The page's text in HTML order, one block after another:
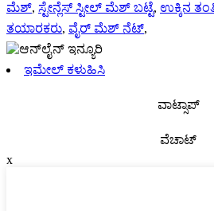
ಮೆಶ್, ಸ್ಟೇನ್ಲೆಸ್ ಸ್ಟೀಲ್ ಮೆಶ್ ಬಟ್ಟೆ, ಉಕ್ಕಿನ
ತಯಾರಕರು, ವೈರ್ ಮೆಶ್ ನೆಟ್,
ಇಮೇಲ್ ಕಳುಹಿಸಿ
ವಾಟ್ಸಾಪ್
ವೆಚಾಟ್
x